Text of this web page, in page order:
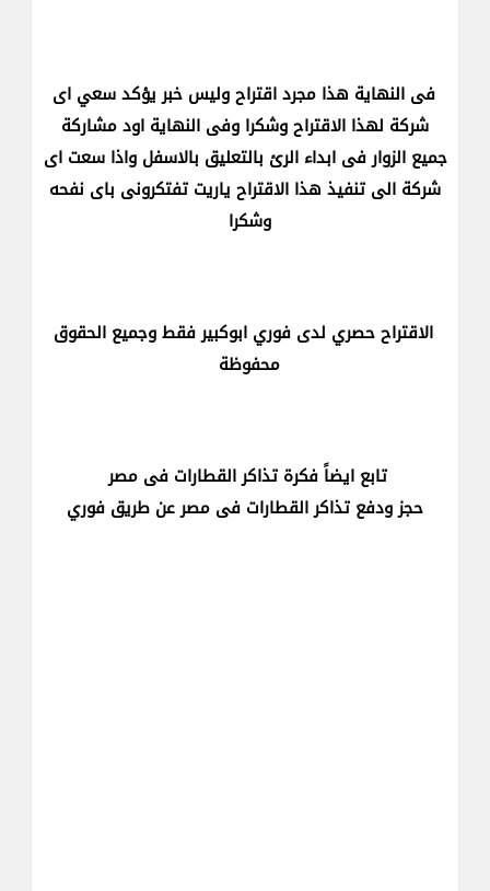
فى النهاية هذا مجرد اقتراح وليس خبر يؤكد سعي اى
شركة لهذا الاقتراح وشكرا وفى النهاية اود مشاركة
جميع الزوار فى ابداء الرئ بالتعليق بالاسفل واذا سعت اى
شركة الى تنفيذ هذا الاقتراح ياريت تفتكرونى باى نفحه
وشكرا
الاقتراح حصري لدى فوري ابوكبير فقط وجميع الحقوق
محفوظة
تابع ايضاً فكرة تذاكر القطارات فى مصر
حجز ودفع تذاكر القطارات فى مصر عن طريق فوري